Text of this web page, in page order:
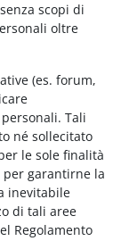
scopi di
oltre
(es. forum,
Tali
né sollecitato
le sole finalità
per garantirne la
inevitabile
di tali aree
Regolamento